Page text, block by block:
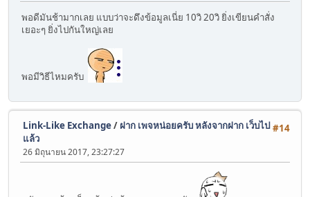
พอดีมันช้ามากเลย แบบว่าจะดึงข้อมูลเนี่ย 10วิ 20วิ ยิ่งเขียนคำสั่ง
เยอะๆ ยิ่งไปกันใหญ่เลย
พอมีวิธีไหมครับ
#14
Link-Like Exchange/ ฝาก เพจหน่อยครับ หลังจากฝาก เว็บไป
แล้ว
26 มิถุนายน 2017, 23:27:27